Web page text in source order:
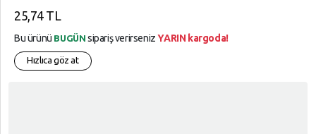
25,74 TL
Bu ürünü BUGÜN sipariş verirsenizYARIN kargoda!
Hızlıca göz at